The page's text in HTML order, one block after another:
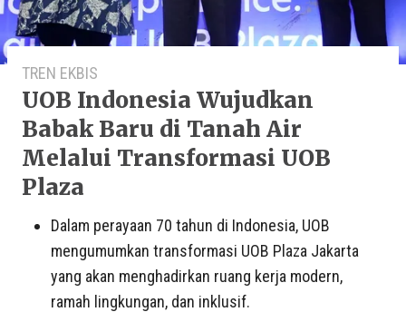
TREN EKBIS
UOB Indonesia Wujudkan
Babak Baru di Tanah Air
Melalui Transformasi UOB
Plaza
Dalam perayaan 70 tahun di Indonesia, UOB
mengumumkan transformasi UOB Plaza Jakarta
yang akan menghadirkan ruang kerja modern,
ramah lingkungan, dan inklusif.